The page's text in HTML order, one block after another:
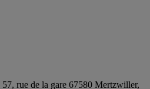
57, rue de la gare 67580 Mertzwiller,